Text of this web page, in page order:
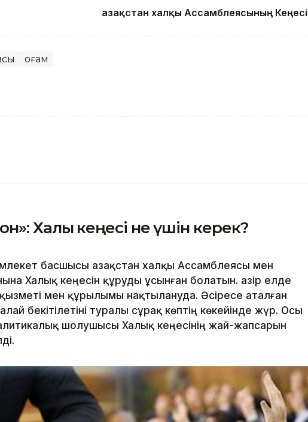
Қазақстан халқы Ассамблеясының Кеңесі
Қоғам
Халық кеңесі не үшін керек?
басшысы Қазақстан халқы Ассамблеясы мен
Халық кеңесін құруды ұсынған болатын. Қазір елде
мен құрылымы нақтылануда. Әсіресе аталған
бекітілетіні туралы сұрақ көптің көкейінде жүр. Осы
шолушысы Халық кеңесінің жай-жапсарын